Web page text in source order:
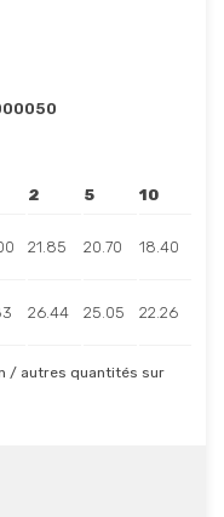
2 5 10
21.85 20.70 18.40
26.44 25.05 22.26
/ autres quantités sur